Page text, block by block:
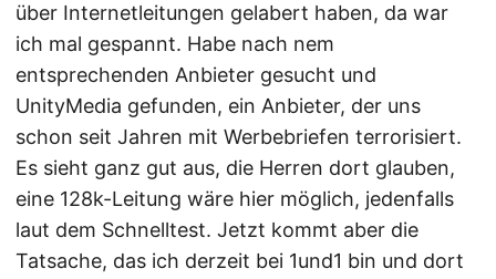
über Internetleitungen gelabert haben, da war
ich mal gespannt. Habe nach nem
entsprechenden Anbieter gesucht und
UnityMedia gefunden, ein Anbieter, der uns
schon seit Jahren mit Werbebriefen terrorisiert.
Es sieht ganz gut aus, die Herren dort glauben,
eine 128k-Leitung wäre hier möglich, jedenfalls
laut dem Schnelltest. Jetzt kommt aber die
Tatsache, das ich derzeit bei 1und1 bin und dort